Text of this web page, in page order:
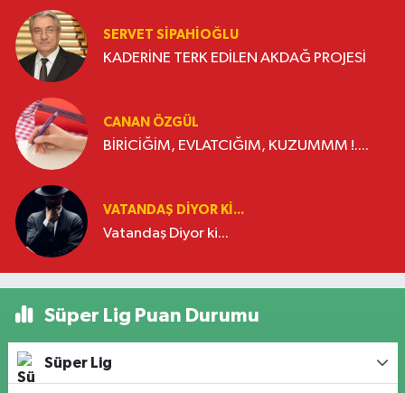
SERVET SİPAHİOĞLU
KADERİNE TERK EDİLEN AKDAĞ PROJESİ
CANAN ÖZGÜL
BİRİCİĞİM, EVLATCIĞIM, KUZUMMM !....
VATANDAŞ DIYOR KI...
Vatandaş Diyor ki...
Süper Lig Puan Durumu
Süper Lig